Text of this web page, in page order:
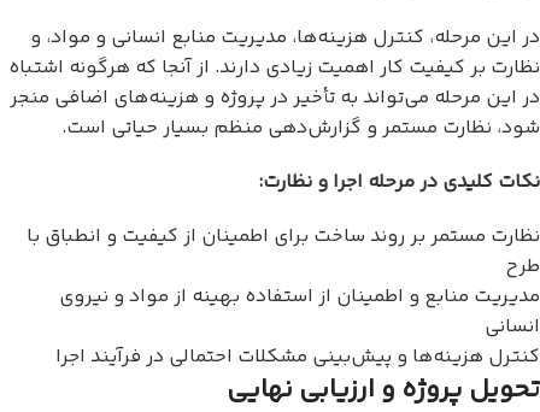
در این مرحله، کنترل هزینه‌ها، مدیریت منابع انسانی و مواد، و
نظارت بر کیفیت کار اهمیت زیادی دارند. از آنجا که هرگونه اشتباه
در این مرحله می‌تواند به تأخیر در پروژه و هزینه‌های اضافی منجر
شود، نظارت مستمر و گزارش‌دهی منظم بسیار حیاتی است.
نکات کلیدی در مرحله اجرا و نظارت:
نظارت مستمر بر روند ساخت برای اطمینان از کیفیت و انطباق با
طرح
مدیریت منابع و اطمینان از استفاده بهینه از مواد و نیروی
انسانی
کنترل هزینه‌ها و پیش‌بینی مشکلات احتمالی در فرآیند اجرا
تحویل پروژه و ارزیابی نهایی